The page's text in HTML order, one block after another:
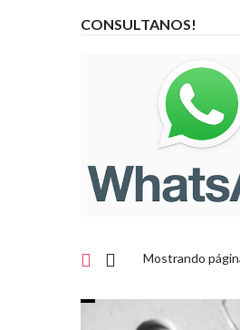
CONSULTANOS!
Mostrando